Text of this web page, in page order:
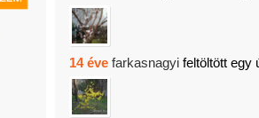
14 éve farkasnagyi feltöltött egy